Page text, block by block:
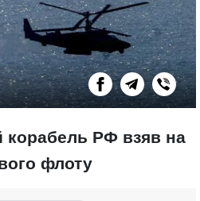
корабель РФ взяв на
флоту